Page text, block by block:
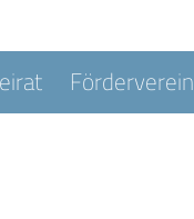
Förderverein